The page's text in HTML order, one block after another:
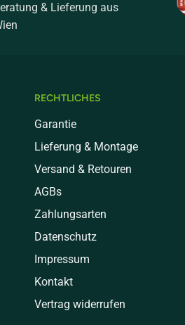
& Lieferung aus
RECHTLICHES
Garantie
Lieferung & Montage
Versand & Retouren
AGBs
Zahlungsarten
Datenschutz
Impressum
Kontakt
Vertrag widerrufen